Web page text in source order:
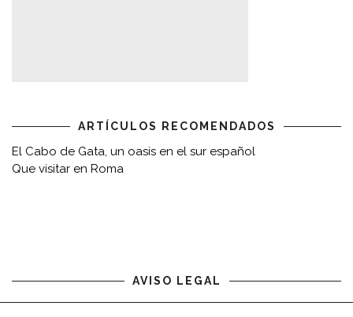
ARTÍCULOS RECOMENDADOS
El Cabo de Gata, un oasis en el sur español
Que visitar en Roma
AVISO LEGAL